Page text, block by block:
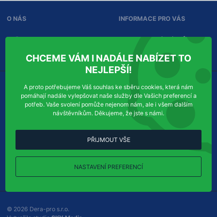
r
a
c
O NÁS
Služby
Kontakty
INFORMACE PRO VÁS
Ochrana osobních údajů
Správa souhlasů
KDE NÁS NAJDETE
Dera-pro s.r.o.
Chudenická 1059/30
KONTAKTUJTE NÁS
Příjem objednávek:
efon:
+420724 123
321
mail:
© 2026 Dera-pro s.r.o.
CHCEME VÁM I NADÁLE NABÍZET TO
NEJLEPŠÍ!
A proto potřebujeme Váš souhlas ke sběru cookies, která nám
pomáhají nadále vylepšovat naše služby dle Vašich preferencí a
potřeb. Vaše svolení pomůže nejenom nám, ale i všem dalším
návštěvníkům. Děkujeme, že jste s námi.
NASTAVENÍ PREFERENCÍ
PŘIJMOUT VŠE